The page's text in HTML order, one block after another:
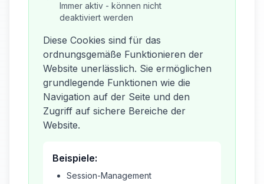
Immer aktiv - können nicht
deaktiviert werden
Diese Cookies sind für das
ordnungsgemäße Funktionieren der
Website unerlässlich. Sie ermöglichen
grundlegende Funktionen wie die
Navigation auf der Seite und den
Zugriff auf sichere Bereiche der
Website.
Beispiele:
Session-Management